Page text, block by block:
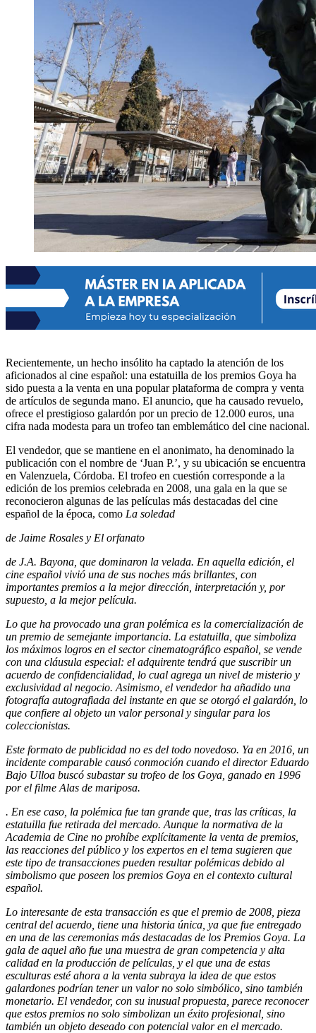
Recientemente, un hecho insólito ha captado la atención de los
aficionados al cine español: una estatuilla de los premios Goya ha
sido puesta a la venta en una popular plataforma de compra y venta
de artículos de segunda mano. El anuncio, que ha causado revuelo,
ofrece el prestigioso galardón por un precio de 12.000 euros, una
cifra nada modesta para un trofeo tan emblemático del cine nacional.
El vendedor, que se mantiene en el anonimato, ha denominado la
publicación con el nombre de ‘Juan P.’, y su ubicación se encuentra
en Valenzuela, Córdoba. El trofeo en cuestión corresponde a la
edición de los premios celebrada en 2008, una gala en la que se
reconocieron algunas de las películas más destacadas del cine
español de la época, como La soledad
de Jaime Rosales y El orfanato
de J.A. Bayona, que dominaron la velada. En aquella edición, el
cine español vivió una de sus noches más brillantes, con
importantes premios a la mejor dirección, interpretación y, por
supuesto, a la mejor película.
Lo que ha provocado una gran polémica es la comercialización de
un premio de semejante importancia. La estatuilla, que simboliza
los máximos logros en el sector cinematográfico español, se vende
con una cláusula especial: el adquirente tendrá que suscribir un
acuerdo de confidencialidad, lo cual agrega un nivel de misterio y
exclusividad al negocio. Asimismo, el vendedor ha añadido una
fotografía autografiada del instante en que se otorgó el galardón, lo
que confiere al objeto un valor personal y singular para los
coleccionistas.
Este formato de publicidad no es del todo novedoso. Ya en 2016, un
incidente comparable causó conmoción cuando el director Eduardo
Bajo Ulloa buscó subastar su trofeo de los Goya, ganado en 1996
por el filme Alas de mariposa.
. En ese caso, la polémica fue tan grande que, tras las críticas, la
estatuilla fue retirada del mercado. Aunque la normativa de la
Academia de Cine no prohíbe explícitamente la venta de premios,
las reacciones del público y los expertos en el tema sugieren que
este tipo de transacciones pueden resultar polémicas debido al
simbolismo que poseen los premios Goya en el contexto cultural
español.
Lo interesante de esta transacción es que el premio de 2008, pieza
central del acuerdo, tiene una historia única, ya que fue entregado
en una de las ceremonias más destacadas de los Premios Goya. La
gala de aquel año fue una muestra de gran competencia y alta
calidad en la producción de películas, y el que una de estas
esculturas esté ahora a la venta subraya la idea de que estos
galardones podrían tener un valor no solo simbólico, sino también
monetario. El vendedor, con su inusual propuesta, parece reconocer
que estos premios no solo simbolizan un éxito profesional, sino
también un objeto deseado con potencial valor en el mercado.